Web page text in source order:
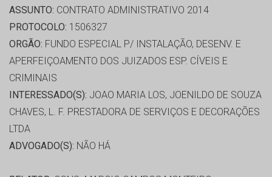
ASSUNTO: CONTRATO ADMINISTRATIVO 2014
PROTOCOLO: 1506327
ORGÃO: FUNDO ESPECIAL P/ INSTALAÇÃO, DESENV. E
APERFEIÇOAMENTO DOS JUIZADOS ESP. CÍVEIS E
CRIMINAIS
INTERESSADO(S): JOAO MARIA LOS, JOENILDO DE SOUZA
CHAVES, L. F. PRESTADORA DE SERVIÇOS E DECORAÇÕES
LTDA
ADVOGADO(S): NÃO HÁ